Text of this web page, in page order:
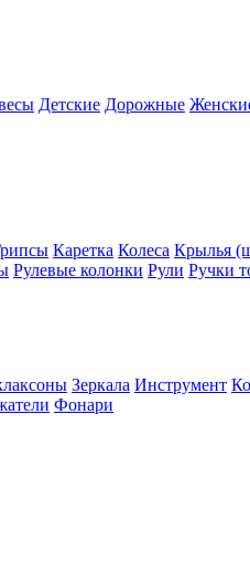
Детские Дорожные
Каретка Колеса Крылья
Рулевые колонки Рули Ручки
Зеркала Инструмент
Фонари